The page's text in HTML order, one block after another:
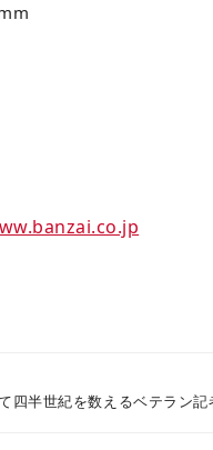
四半世紀を数えるベテラン記